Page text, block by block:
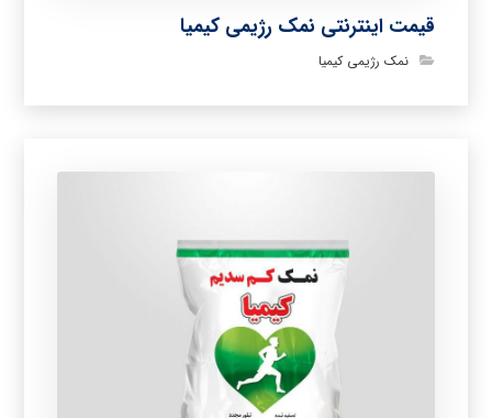
قیمت اینترنتی نمک رژیمی کیمیا
نمک رژیمی کیمیا